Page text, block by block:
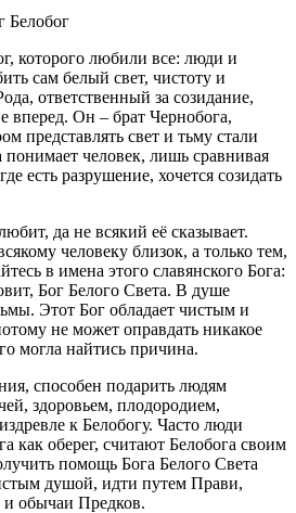
Белобог
которого любили все: люди и
сам белый свет, чистоту и
ответственный за созидание,
вперед. Он – брат Чернобога,
представлять свет и тьму стали
понимает человек, лишь сравнивая
есть разрушение, хочется созидать
да не всякий её сказывает.
человеку близок, а только тем,
в имена этого славянского Бога:
Бог Белого Света. В душе
Этот Бог обладает чистым и
не может оправдать никакое
могла найтись причина.
способен подарить людям
здоровьем, плодородием,
к Белобогу. Часто люди
как оберег, считают Белобога своим
помощь Бога Белого Света
душой, идти путем Прави,
и обычаи Предков.